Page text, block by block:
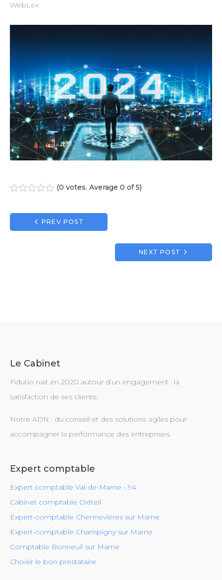
WebLex
(0 votes. Average 0 of 5)
Navigation
de
PREV POST
NEXT POST
Le Cabinet
Fidutio nait en 2020 autour d’un engagement : la
satisfaction de ses clients.
Notre ADN : du conseil et des solutions agiles pour
accompagner la performance des entreprises.
Expert comptable
Expert comptable Val-de-Marne - 94
Cabinet comptable Créteil
Expert-comptable Chennevières sur Marne
Expert-comptable Champigny sur Marne
Comptable Bonneuil sur Marne
Choisir le bon prestataire